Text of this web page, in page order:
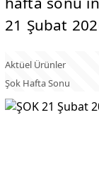
21 Şubat
Aktüel Ürünler
Şok Hafta Sonu